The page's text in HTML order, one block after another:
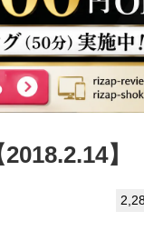
】